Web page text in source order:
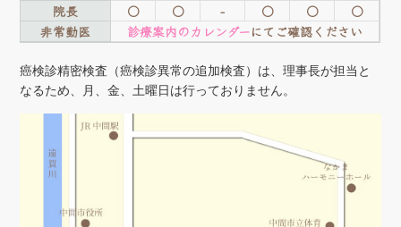
院長
○ ○ - ○ ○
○
非常勤医
診療案内のカレンダーにてご確認ください
癌検診精密検査（癌検診異常の追加検査）は、理事長が担当と
なるため、月、金、土曜日は行っておりません。